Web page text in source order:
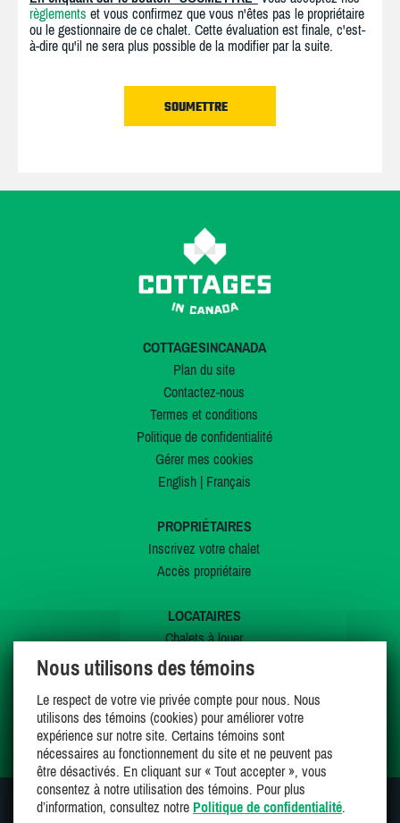
règlements et vous confirmez que vous n'êtes pas le propriétaire
ou le gestionnaire de ce chalet. Cette évaluation est finale, c'est-
à-dire qu'il ne sera plus possible de la modifier par la suite.
COTTAGESINCANADA
Plan du site
Contactez-nous
Termes et conditions
Politique de confidentialité
Gérer mes cookies
English| Français
PROPRIÉTAIRES
Inscrivez votre chalet
Accès propriétaire
LOCATAIRES
Chalets à louer
Chalets à vendre
Offres spéciales
Mes favoris
SUIVEZ-NOUS SUR
Nous utilisons des témoins
Le respect de votre vie privée compte pour nous. Nous
utilisons des témoins (cookies) pour améliorer votre
expérience sur notre site. Certains témoins sont
nécessaires au fonctionnement du site et ne peuvent pas
être désactivés. En cliquant sur « Tout accepter », vous
consentez à notre utilisation des témoins. Pour plus
d’information, consultez notre Politique de confidentialité.